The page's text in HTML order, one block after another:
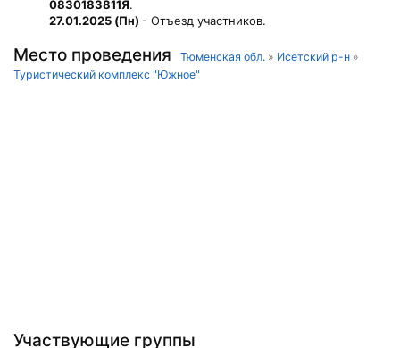
0830183811Я.
27.01.2025 (Пн) - Отъезд участников.
Место проведения Тюменская обл. » Исетский р-н »
Туристический комплекс "Южное"
Участвующие группы